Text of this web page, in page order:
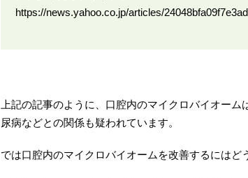
https://news.yahoo.co.jp/articles/
上記の記事のように、口腔内のマイクロバイオー
尿病などとの関係も疑われています。
では口腔内のマイクロバイオームを改善するにはど